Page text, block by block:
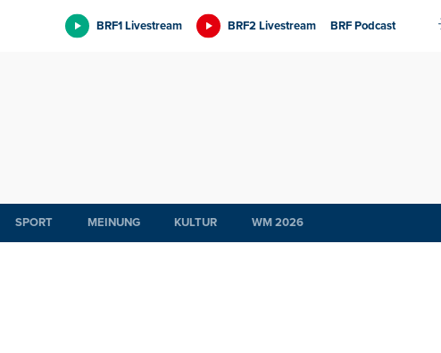
BRF1 Livestream BRF2 Livestream BRF Podcast
SPORT MEINUNG KULTUR WM 2026